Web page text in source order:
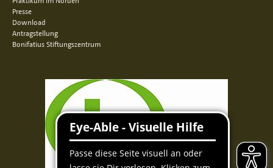
Presse
Download
Antragstellung
Bonifatius Stiftungszentrum